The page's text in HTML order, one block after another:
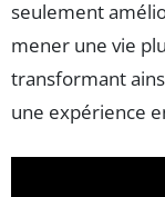
seulement
mener une vie
transformant
une expérience